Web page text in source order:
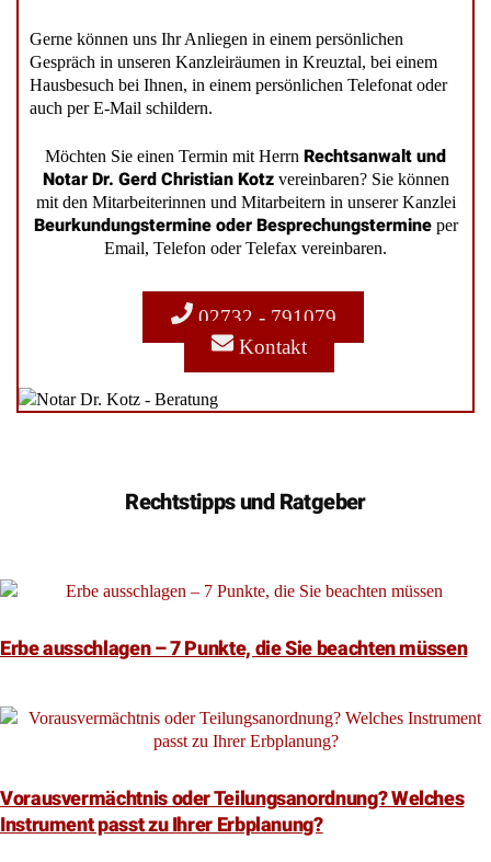
Gerne können uns Ihr Anliegen in einem persönlichen
Gespräch in unseren Kanzleiräumen in Kreuztal, bei einem
Hausbesuch bei Ihnen, in einem persönlichen Telefonat oder
auch per E-Mail schildern.
Möchten Sie einen Termin mit Herrn Rechtsanwalt und
Notar Dr. Gerd Christian Kotz vereinbaren? Sie können
mit den Mitarbeiterinnen und Mitarbeitern in unserer Kanzlei
Beurkundungstermine oder Besprechungstermineper
Email, Telefon oder Telefax vereinbaren.
02732 - 791079
Kontakt
Rechtstipps und Ratgeber
Erbe ausschlagen – 7 Punkte, die Sie beachten müssen
Vorausvermächtnis oder Teilungsanordnung? Welches
Instrument passt zu Ihrer Erbplanung?